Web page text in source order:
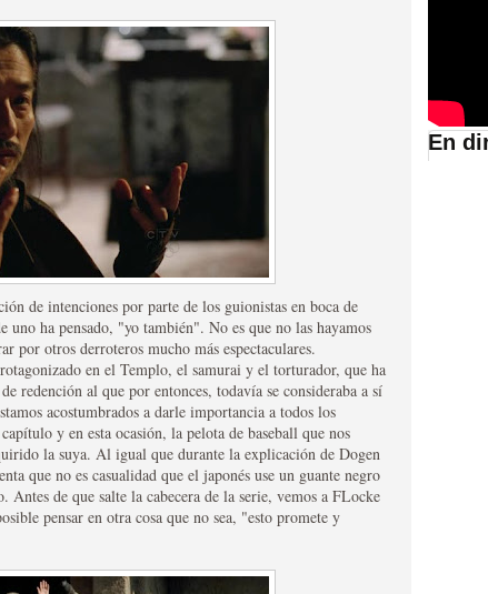
de HBO España
siendo una de las
de intenciones por parte de los guionistas en boca de
uno ha pensado, "yo también". No es que no las hayamos
por otros derroteros mucho más espectaculares.
en el Templo, el samurai y el torturador, que ha
redención al que por entonces, todavía se consideraba a sí
acostumbrados a darle importancia a todos los
y en esta ocasión, la pelota de baseball que nos
la suya. Al igual que durante la explicación de Dogen
que no es casualidad que el japonés use un guante negro
de que salte la cabecera de la serie, vemos a FLocke
pensar en otra cosa que no sea, "esto promete y
En